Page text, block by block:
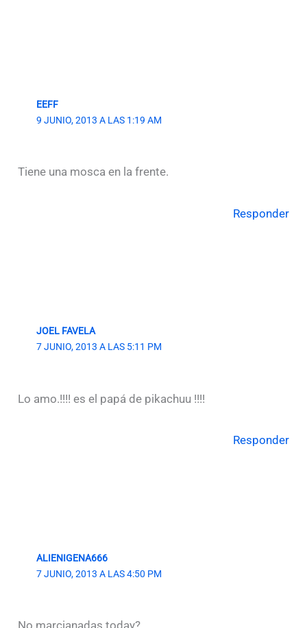
EEFF
9 JUNIO, 2013 A LAS 1:19 AM
Tiene una mosca en la frente.
Responder
JOEL FAVELA
7 JUNIO, 2013 A LAS 5:11 PM
Lo amo.!!!! es el papá de pikachuu !!!!
Responder
ALIENIGENA666
7 JUNIO, 2013 A LAS 4:50 PM